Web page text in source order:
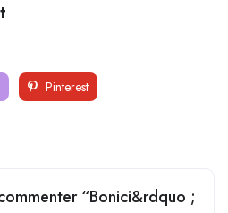
Pinterest
“Bonici&rdquo ;